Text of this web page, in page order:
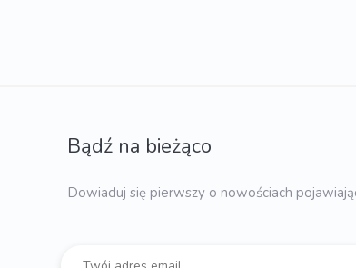
Bądź na bieżąco
Dowiaduj się pierwszy o nowościach